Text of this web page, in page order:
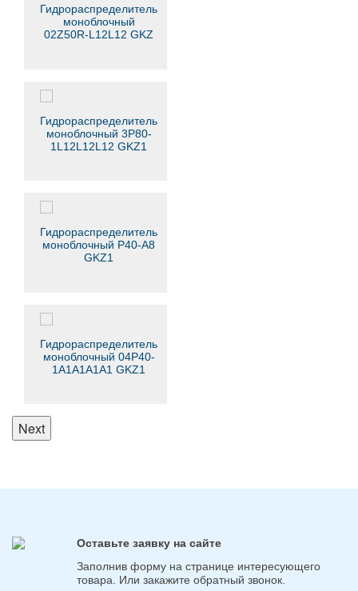
Гидрораспределитель
моноблочный
02Z50R-L12L12 GKZ
Гидрораспределитель
моноблочный 3Р80-
1L12L12L12 GKZ1
Гидрораспределитель
моноблочный Р40-А8
GKZ1
Гидрораспределитель
моноблочный 04Р40-
1А1А1A1A1 GKZ1
Next
Оставьте заявку на сайте
Заполнив форму на странице интересующего
товара. Или закажите обратный звонок.